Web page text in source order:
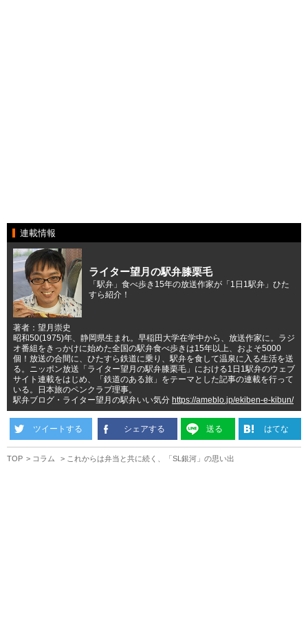
連載情報
ライター望月の駅弁膝栗毛
「駅弁」食べ歩き15年の放送作家が「1日1駅弁」ひた
すら紹介！
著者：望月崇史
昭和50(1975)年、静岡県生まれ。早稲田大学在学中から、放送作家に。ラジ
オ番組をきっかけに始めた全国の駅弁食べ歩きは15年以上、およそ5000
個！放送の合間に、ひたすら鉄道に乗り、駅弁を食して温泉に入る生活を送
る。ニッポン放送「ライター望月の駅弁膝栗毛」における1日1駅弁のウェブ
サイト連載をはじめ、「鉄道のある旅」をテーマとした記事の連載を行って
いる。日本旅のペンクラブ理事。
駅弁ブログ・ライター望月の駅弁いい気分 https://ameblo.jp/ekiben-e-kibun/
ツイートする シェアする 送る はてな
TOP コラム これからは弁当と共に続く、「SL銀河」の思い出